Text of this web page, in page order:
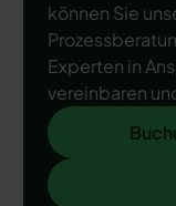
können Sie
Experten in
vereinbaren
Preise ansehen